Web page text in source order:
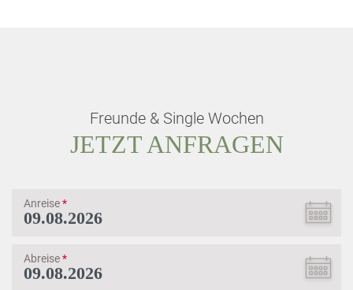
Freunde & Single Wochen
JETZT ANFRAGEN
Anreise*
Abreise*